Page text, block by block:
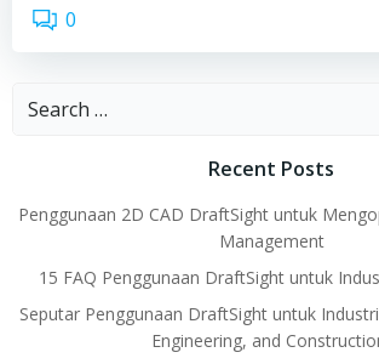
0
Search
Recent Posts
Penggunaan 2D CAD DraftSight untuk
Management
15 FAQ Penggunaan DraftSight untuk
Seputar Penggunaan DraftSight untuk
Engineering, and